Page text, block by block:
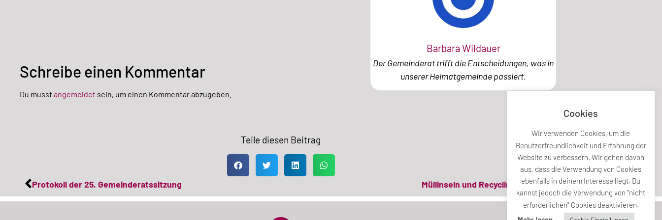
Schreibe einen Kommentar
Du musst angemeldet sein, um einen Kommentar abzugeben.
Barbara Wildauer
Der Gemeinderat trifft die Entscheidungen, was in
unserer Heimatgemeinde passiert.
Teile diesen Beitrag
Protokoll der 25. Gemeinderatssitzung Müllinseln und Recyclinghof
Cookies
Wir verwenden Cookies, um die
Benutzerfreundlichkeit und Erfahrung der
Website zu verbessern. Wir gehen davon
aus, dass die Verwendung von Cookies
ebenfalls in deinem Interesse liegt. Du
kannst jedoch die Verwendung von "nicht
erforderlichen" Cookies deaktivieren.